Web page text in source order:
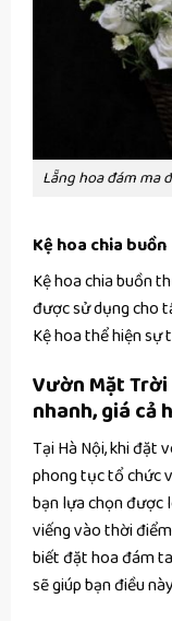
Lẵng hoa đám ma
Kệ hoa chia buồn
Kệ hoa chia buồn
được sử dụng cho
Kệ hoa thể hiện
Vườn Mặt
nhanh, giá cả
Tại Hà Nội, khi đặt
phong tục tổ chức
bạn lựa chọn được
viếng vào thời
biết đặt hoa đám
sẽ giúp bạn điều